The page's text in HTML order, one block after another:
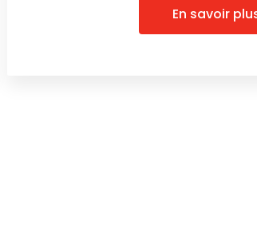
En savoir